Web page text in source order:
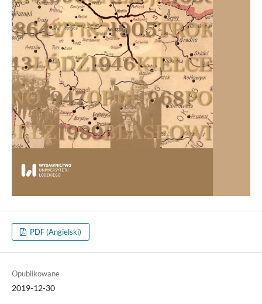
PDF (Angielski)
Opublikowane
2019-12-30